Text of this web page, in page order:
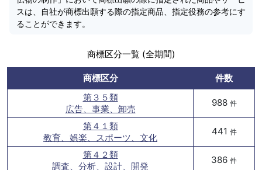
スは、自社が商標出願する際の指定商品、指定役務の参考にす
ることができます。
商標区分一覧 (全期間)
商標区分
件数
第３５類
広告、事業、卸売
988 件
第４１類
教育、娯楽、スポーツ、文化
441 件
第４２類
調査、分析、設計、開発
386 件